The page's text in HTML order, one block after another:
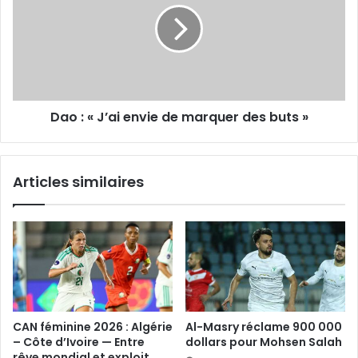
Dao : « J’ai envie de marquer des buts »
Articles similaires
CAN féminine 2026 : Algérie
– Côte d’Ivoire — Entre
Al-Masry réclame 900 000
dollars pour Mohsen Salah